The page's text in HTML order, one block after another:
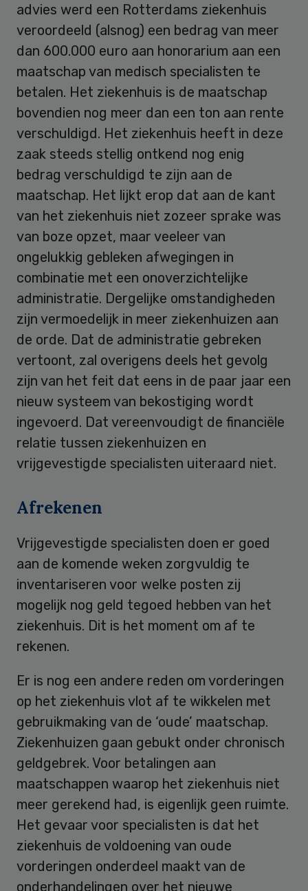
advies werd een Rotterdams ziekenhuis
veroordeeld (alsnog) een bedrag van meer
dan 600.000 euro aan honorarium aan een
maatschap van medisch specialisten te
betalen. Het ziekenhuis is de maatschap
bovendien nog meer dan een ton aan rente
verschuldigd. Het ziekenhuis heeft in deze
zaak steeds stellig ontkend nog enig
bedrag verschuldigd te zijn aan de
maatschap. Het lijkt erop dat aan de kant
van het ziekenhuis niet zozeer sprake was
van boze opzet, maar veeleer van
ongelukkig gebleken afwegingen in
combinatie met een onoverzichtelijke
administratie. Dergelijke omstandigheden
zijn vermoedelijk in meer ziekenhuizen aan
de orde. Dat de administratie gebreken
vertoont, zal overigens deels het gevolg
zijn van het feit dat eens in de paar jaar een
nieuw systeem van bekostiging wordt
ingevoerd. Dat vereenvoudigt de financiële
relatie tussen ziekenhuizen en
vrijgevestigde specialisten uiteraard niet.
Afrekenen
Vrijgevestigde specialisten doen er goed
aan de komende weken zorgvuldig te
inventariseren voor welke posten zij
mogelijk nog geld tegoed hebben van het
ziekenhuis. Dit is het moment om af te
rekenen.
Er is nog een andere reden om vorderingen
op het ziekenhuis vlot af te wikkelen met
gebruikmaking van de ‘oude’ maatschap.
Ziekenhuizen gaan gebukt onder chronisch
geldgebrek. Voor betalingen aan
maatschappen waarop het ziekenhuis niet
meer gerekend had, is eigenlijk geen ruimte.
Het gevaar voor specialisten is dat het
ziekenhuis de voldoening van oude
vorderingen onderdeel maakt van de
onderhandelingen over het nieuwe